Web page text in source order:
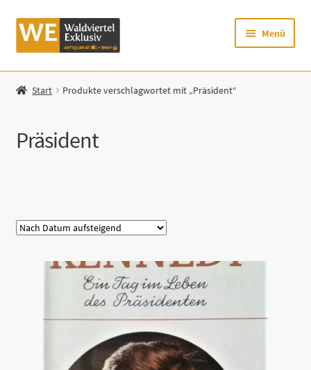
Zur
Navigation
Zum
Inhalt
Menü
Startseite
Mein Konto
Zur Waldviertel Exklusiv-Website
Start Produkte verschlagwortet mit „Präsident“
Präsident